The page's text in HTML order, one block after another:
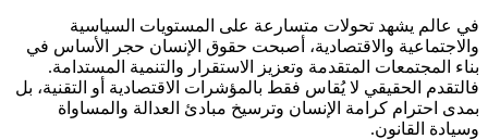
في عالم يشهد تحولات متسارعة على المستويات السياسية
والاجتماعية والاقتصادية، أصبحت حقوق الإنسان حجر الأساس في
بناء المجتمعات المتقدمة وتعزيز الاستقرار والتنمية المستدامة.
فالتقدم الحقيقي لا يُقاس فقط بالمؤشرات الاقتصادية أو التقنية، بل
بمدى احترام كرامة الإنسان وترسيخ مبادئ العدالة والمساواة
وسيادة القانون.